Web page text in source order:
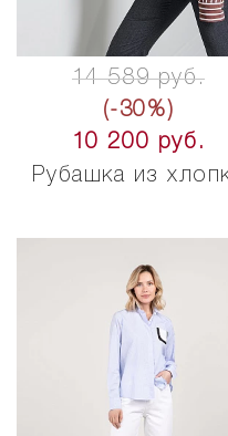
14 589 руб.
(-30%)
10 200 руб.
Рубашка из